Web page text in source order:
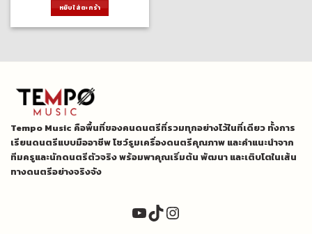
was:
1,125.00 ฿.
หยิบใส่ตะกร้า
Tempo Music คือพื้นที่ของคนดนตรีที่รวมทุกอย่างไว้ในที่เดียว ทั้งการ
เรียนดนตรีแบบมืออาชีพ โชว์รูมเครื่องดนตรีคุณภาพ และคำแนะนำจาก
ทีมครูและนักดนตรีตัวจริง พร้อมพาคุณเริ่มต้น พัฒนา และเติบโตในเส้น
ทางดนตรีอย่างจริงจัง
YouTube
TikTok
Instagram